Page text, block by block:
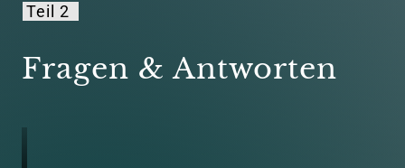
Teil 2
Fragen & Antworten